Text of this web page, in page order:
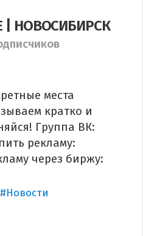
| НОВОСИБИРСК
места
кратко и
Группа ВК:
рекламу:
через биржу:
#Новости